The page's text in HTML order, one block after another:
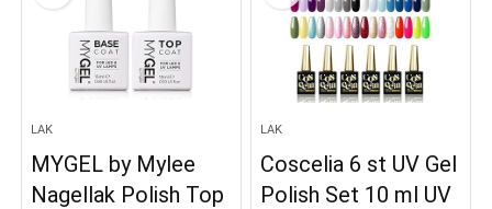
LAK
MYGEL by Mylee
Nagellak Polish Top
LAK
Coscelia 6 st UV Gel
Polish Set 10 ml UV